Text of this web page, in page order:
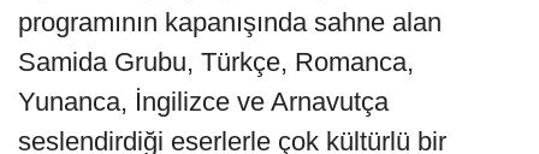
programının kapanışında sahne alan
Samida Grubu, Türkçe, Romanca,
Yunanca, İngilizce ve Arnavutça
seslendirdiği eserlerle çok kültürlü bir